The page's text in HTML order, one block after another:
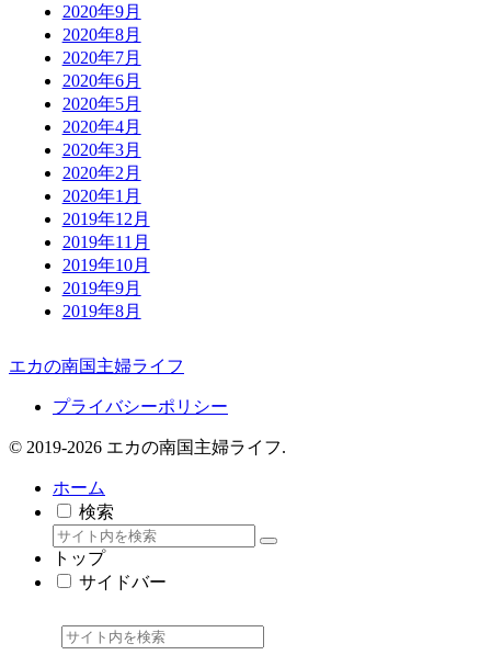
2020年9月
2020年8月
2020年7月
2020年6月
2020年5月
2020年4月
2020年3月
2020年2月
2020年1月
2019年12月
2019年11月
2019年10月
2019年9月
2019年8月
エカの南国主婦ライフ
プライバシーポリシー
© 2019-2026 エカの南国主婦ライフ.
ホーム
検索
トップ
サイドバー